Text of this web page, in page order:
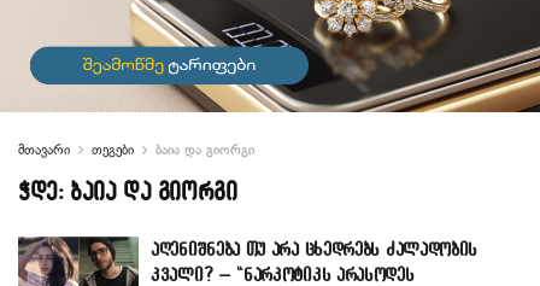
მთავარი თეგები ბაია და გიორგი
ჭდე: ბაია და გიორგი
აღენიშნება თუ არა ცხედრებს ძალადობის
კვალი? – “ნარკოტიკს არასოდეს